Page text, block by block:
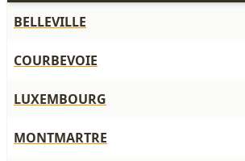
BELLEVILLE
COURBEVOIE
LUXEMBOURG
MONTMARTRE